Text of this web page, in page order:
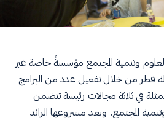
وتنمية المجتمع مؤسسةً خاصة غير
قطر من خلال تفعيل عدد من البرامج
في ثلاثة مجالات رئيسة تتضمن
المجتمع. ويعد مشروعها الرائد